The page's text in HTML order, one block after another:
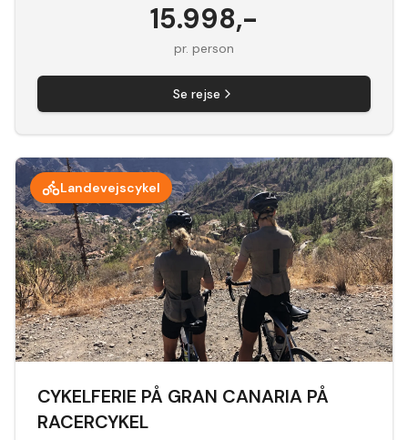
15.998,-
pr. person
Se rejse
Landevejscykel
CYKELFERIE PÅ GRAN CANARIA PÅ
RACERCYKEL